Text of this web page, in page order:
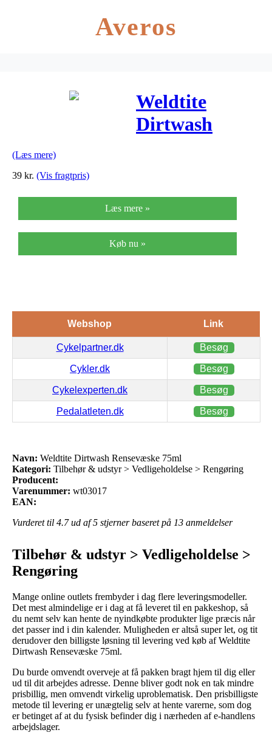
Averos
Weldtite
Dirtwash
(Læs mere)
39 kr. (Vis fragtpris)
Læs mere »
Køb nu »
Webshop Link
Cykelpartner.dk Besøg
Cykler.dk Besøg
Cykelexperten.dk Besøg
Pedalatleten.dk Besøg
Navn: Weldtite Dirtwash Rensevæske 75ml
Kategori: Tilbehør & udstyr > Vedligeholdelse > Rengøring
Producent:
Varenummer: wt03017
EAN:
Vurderet til 4.7ud af 5 stjerner baseret på 13 anmeldelser
Tilbehør & udstyr > Vedligeholdelse >
Rengøring
Mange online outlets frembyder i dag flere leveringsmodeller.
Det mest almindelige er i dag at få leveret til en pakkeshop, så
du nemt selv kan hente de nyindkøbte produkter lige præcis når
det passer ind i din kalender. Muligheden er altså super let, og tit
derudover den billigste løsning til levering ved køb af Weldtite
Dirtwash Rensevæske 75ml.
Du burde omvendt overveje at få pakken bragt hjem til dig eller
ud til dit arbejdes adresse. Denne bliver godt nok en tak mindre
prisbillig, men omvendt virkelig uproblematisk. Den prisbilligste
metode til levering er unægtelig selv at hente varerne, som dog
er betinget af at du fysisk befinder dig i nærheden af e-handlens
arbejdslager.